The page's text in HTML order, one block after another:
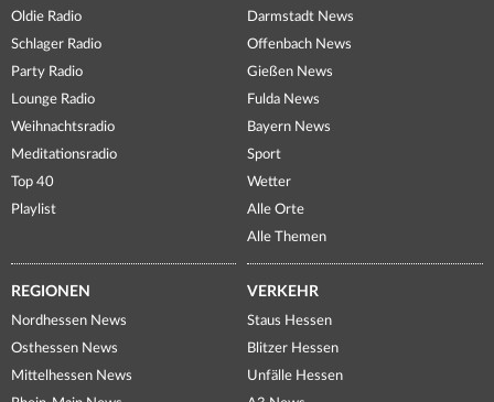
Oldie Radio
Schlager Radio
Party Radio
Lounge Radio
Weihnachtsradio
Meditationsradio
Top 40
Playlist
Darmstadt News
Offenbach News
Gießen News
Fulda News
Bayern News
Sport
Wetter
Alle Orte
Alle Themen
REGIONEN
Nordhessen News
Osthessen News
Mittelhessen News
VERKEHR
Staus Hessen
Blitzer Hessen
Unfälle Hessen